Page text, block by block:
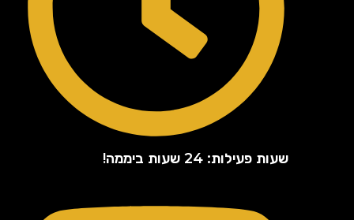
שעות פעילות: 24 שעות ביממה!